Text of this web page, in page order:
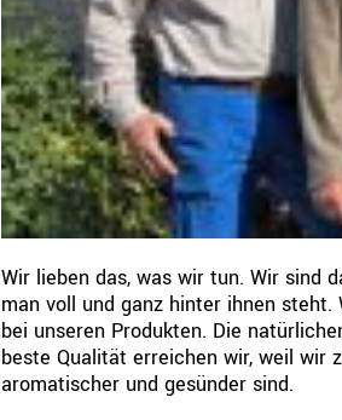
Wir lieben das, was wir tun. Wir sind
man voll und ganz hinter ihnen
bei unseren Produkten. Die
beste Qualität erreichen wir, weil wir
aromatischer und gesünder sind.